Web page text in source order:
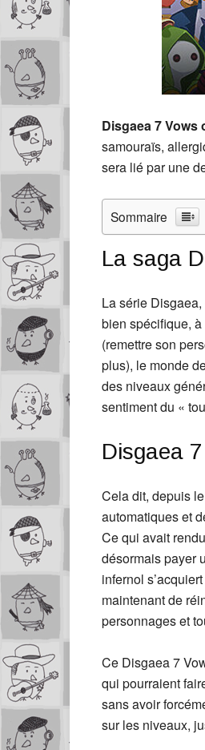
Disgaea 7 Vows
samouraïs,
sera lié par une
Sommaire
La saga
La série
bien spécifique,
(remettre son
plus), le monde
des niveaux
sentiment du «
Disgaea
Cela dit, depuis
automatiques et
Ce qui avait
désormais payer
infernol
maintenant de
personnages et
Ce Disgaea 7
qui pourraient
sans avoir
sur les niveaux,